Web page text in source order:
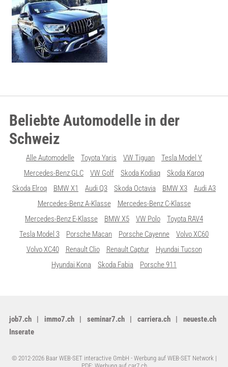
Beliebte Automodelle in der
Schweiz
Alle Automodelle Toyota Yaris VW Tiguan
Tesla Model Y
Mercedes-Benz GLC
VW Golf Skoda Kodiaq
Skoda Karoq
Skoda Elroq
BMW X1 Audi Q3 Skoda Octavia BMW X3
Audi A3
Mercedes-Benz A-Klasse
Mercedes-Benz C-Klasse
Mercedes-Benz E-Klasse
BMW X5 VW Polo
Toyota RAV4
Tesla Model 3
Porsche Macan Porsche Cayenne
Volvo XC60
Volvo XC40
Renault Clio Renault Captur
Hyundai Tucson
Hyundai Kona
Skoda Fabia Porsche 911
job7.ch immo7.ch seminar7.ch carriera.ch
neueste.ch
Inserate
© 2012-2026 Baar WEB-SET interactive GmbH - Werbung auf WEB-SET Network |